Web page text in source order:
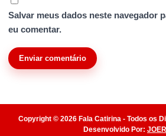
Salvar meus dados neste navegador
eu comentar.
Copyright © 2026 Fala Catirina - Todos os
Desenvolvido Por: